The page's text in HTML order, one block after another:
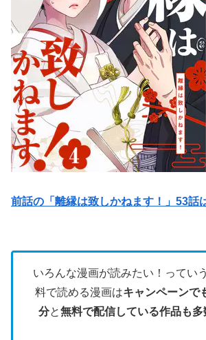
前話の「離縁は致しかねます！」53話
いろんな漫画が読みたい！ってい
料で読める漫画はキャンペーンで
分と無料で配信している作品も多